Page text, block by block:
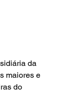
da
maiores e
do